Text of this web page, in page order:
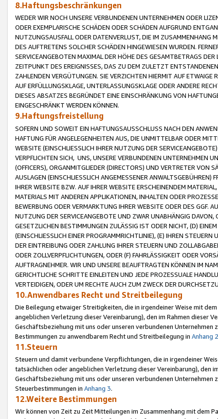
8.Haftungsbeschränkungen
WEDER WIR NOCH UNSERE VERBUNDENEN UNTERNEHMEN ODER
ODER EXEMPLARISCHE SCHÄDEN ODER SCHÄDEN AUFGRUND
NUTZUNGSAUSFALL ODER DATENVERLUST, DIE IM ZUSAMMENHANG
DES AUFTRETENS SOLCHER SCHÄDEN HINGEWIESEN WURDEN.
SERVICEANGEBOTEN MAXIMAL DER HÖHE DES GESAMTBETRAGS
ZEITPUNKT DES EREIGNISSES, DAS ZU DEM ZULETZT
ZAHLENDEN VERGÜTUNGEN. SIE VERZICHTEN HIERMIT AUF
AUF ERFÜLLUNGSKLAGE, UNTERLASSUNGSKLAGE ODER ANDERE
DIESES ABSATZES BEGRÜNDET EINE EINSCHRÄNKUNG VON
EINGESCHRÄNKT WERDEN KÖNNEN.
9.Haftungsfreistellung
SOFERN UND SOWEIT EIN HAFTUNGSAUSSCHLUSS NACH DEN
HAFTUNG FÜR ANGELEGENHEITEN AUS, DIE UNMITTELBAR ODER
WEBSITE (EINSCHLIESSLICH IHRER NUTZUNG DER
VERPFLICHTEN SICH, UNS, UNSERE VERBUNDENEN UNTERNEHMEN
(OFFICERS), ORGANMITGLIEDER (DIRECTORS) UND VERTRETER VON
AUSLAGEN (EINSCHLIESSLICH ANGEMESSENER
IHRER WEBSITE BZW. AUF IHRER WEBSITE ERSCHEINENDEM
MATERIALS MIT ANDEREN APPLIKATIONEN, INHALTEN ODER
BEWERBUNG ODER VERMARKTUNG IHRER WEBSITE ODER DES GGF.
NUTZUNG DER SERVICEANGEBOTE UND ZWAR UNABHÄNGIG
GESETZLICHEN BESTIMMUNGEN ZULÄSSIG IST ODER NICHT, (D)
(EINSCHLIESSLICH EINER PROGRAMMRICHTLINIE), (E) IHREN
DER EINTREIBUNG ODER ZAHLUNG IHRER STEUERN UND
ODER ZOLLVERPFLICHTUNGEN, ODER (F) FAHRLÄSSIGKEIT ODER
AUFTRAGNEHMER. WIR UND UNSERE BEAUFTRAGTEN KÖNNEN IM
GERICHTLICHE SCHRITTE EINLEITEN UND JEDE PROZESSUALE
VERTEIDIGEN, ODER UM RECHTE AUCH ZUM ZWECK DER
10.Anwendbares Recht und Streitbeilegung
Die Beilegung etwaiger Streitigkeiten, die in irgendeiner Weise mit
angeblichen Verletzung dieser Vereinbarung), den im Rahmen dieser
Geschäftsbeziehung mit uns oder unseren verbundenen
Bestimmungen zu anwendbarem Recht und Streitbeilegung in Anhang 2
11.Steuern
Steuern und damit verbundene Verpflichtungen, die in irgendeiner
tatsächlichen oder angeblichen Verletzung dieser Vereinbarung), den
Geschäftsbeziehung mit uns oder unseren verbundenen
Steuerbestimmungen in Anhang 3.
12.Weitere Bestimmungen
Wir können von Zeit zu Zeit Mitteilungen im Zusammenhang mit dem